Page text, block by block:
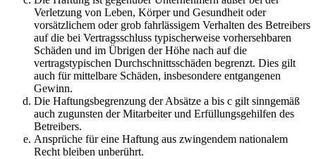
Verletzung von Leben, Körper und Gesundheit oder
vorsätzlichem oder grob fahrlässigem Verhalten des Betreibers
auf die bei Vertragsschluss typischerweise vorhersehbaren
Schäden und im Übrigen der Höhe nach auf die
vertragstypischen Durchschnittsschäden begrenzt. Dies gilt
auch für mittelbare Schäden, insbesondere entgangenen
Gewinn.
Die Haftungsbegrenzung der Absätze a bis c gilt sinngemäß
auch zugunsten der Mitarbeiter und Erfüllungsgehilfen des
Betreibers.
Ansprüche für eine Haftung aus zwingendem nationalem
Recht bleiben unberührt.